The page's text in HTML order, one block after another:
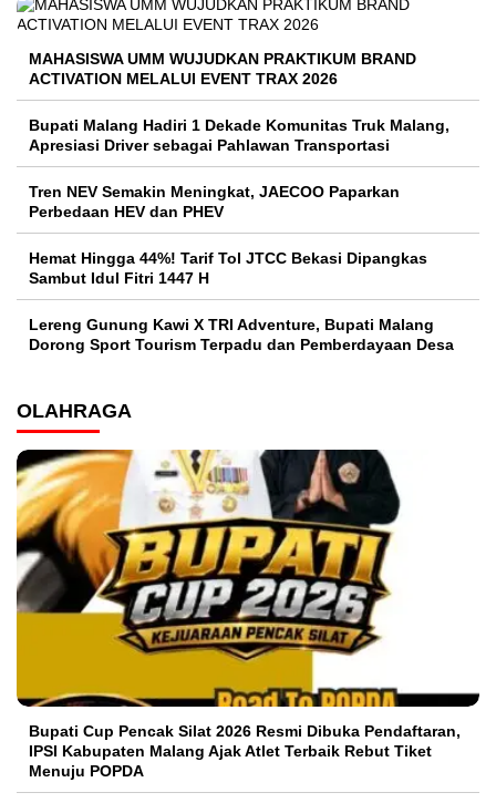
MAHASISWA UMM WUJUDKAN PRAKTIKUM BRAND
ACTIVATION MELALUI EVENT TRAX 2026
Bupati Malang Hadiri 1 Dekade Komunitas Truk Malang,
Apresiasi Driver sebagai Pahlawan Transportasi
Tren NEV Semakin Meningkat, JAECOO Paparkan
Perbedaan HEV dan PHEV
Hemat Hingga 44%! Tarif Tol JTCC Bekasi Dipangkas
Sambut Idul Fitri 1447 H
Lereng Gunung Kawi X TRI Adventure, Bupati Malang
Dorong Sport Tourism Terpadu dan Pemberdayaan Desa
OLAHRAGA
Bupati Cup Pencak Silat 2026 Resmi Dibuka Pendaftaran,
IPSI Kabupaten Malang Ajak Atlet Terbaik Rebut Tiket
Menuju POPDA